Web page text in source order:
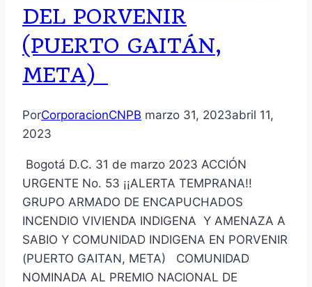
DEL PORVENIR
(PUERTO GAITÁN,
META)
PorCorporacionCNPB marzo 31, 2023abril 11,
2023
Bogotá D.C. 31 de marzo 2023 ACCIÓN
URGENTE No. 53 ¡¡ALERTA TEMPRANA!!
GRUPO ARMADO DE ENCAPUCHADOS
INCENDIO VIVIENDA INDIGENA Y AMENAZA A
SABIO Y COMUNIDAD INDIGENA EN PORVENIR
(PUERTO GAITAN, META) COMUNIDAD
NOMINADA AL PREMIO NACIONAL DE